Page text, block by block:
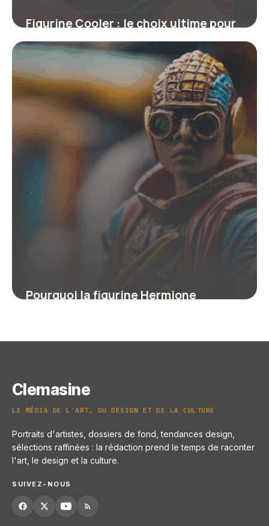
Figurine Cooler : le choix ultime pour
les fans de Dragon Ball Z
Pourquoi la figurine Hermione
Clemasine
LE MÉDIA DE L'ART, DU DESIGN ET DE LA CULTURE
Portraits d'artistes, dossiers de fond, tendances design,
sélections raffinées : la rédaction prend le temps de raconter
l'art, le design et la culture.
SUIVEZ-NOUS